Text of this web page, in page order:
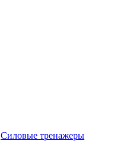
Силовые тренажеры